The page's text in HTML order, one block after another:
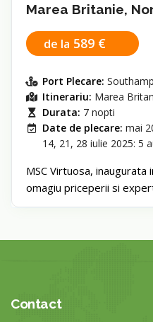
Marea Britanie,
de la 589 €
Port Plecare:
Itinerariu: Marea
Durata: 7 nopti
Date de plecare: mai
14, 21, 28 iulie 2025: 5
MSC Virtuosa,
omagiu priceperii si
Contact